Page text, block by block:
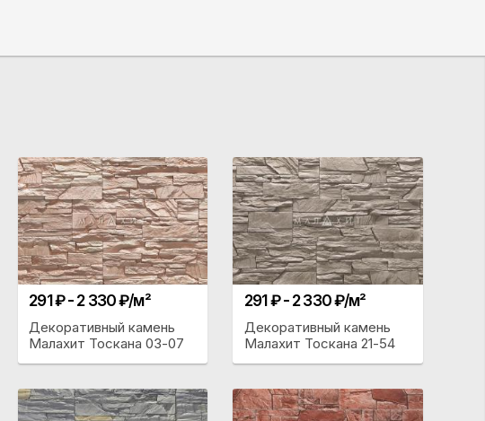
291 ₽ - 2 330 ₽/м²
Декоративный камень
Малахит Тоскана 03-07
291 ₽ - 2 330 ₽/м²
Декоративный камень
Малахит Тоскана 21-54